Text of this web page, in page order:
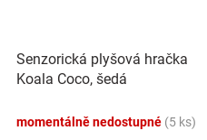
Senzorická plyšová hračka
Koala Coco, šedá
momentálně nedostupné (5 ks)